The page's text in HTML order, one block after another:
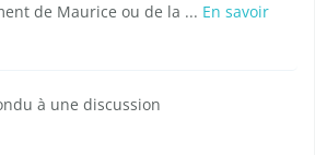
de Maurice ou de la ... En savoir
à une discussion